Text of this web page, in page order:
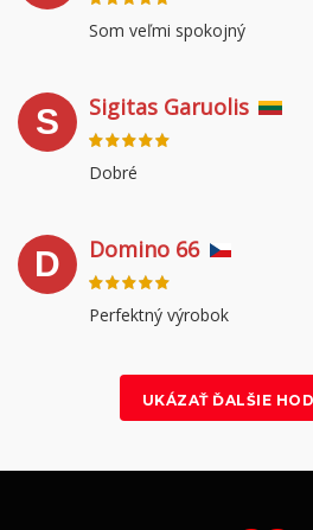
Som veľmi spokojný
S Sigitas Garuolis
Dobré
D Domino 66
Perfektný výrobok
UKÁZAŤ ĎALŠIE